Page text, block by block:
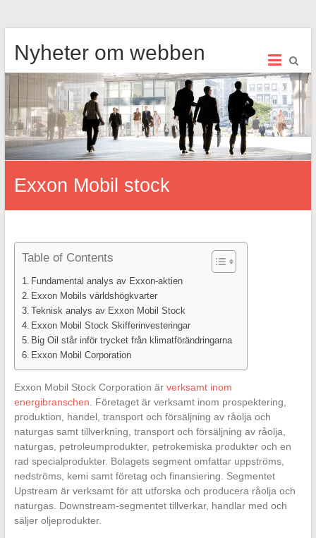
innehåll
Nyheter om webben
Exxon Mobil stock
Table of Contents
Fundamental analys av Exxon-aktien
Exxon Mobils världshögkvarter
Teknisk analys av Exxon Mobil Stock
Exxon Mobil Stock Skifferinvesteringar
Big Oil står inför trycket från klimatförändringarna
Exxon Mobil Corporation
Exxon Mobil Stock Corporation är verksamt inom
energibranschen . Företaget är verksamt inom prospektering,
produktion, handel, transport och försäljning av råolja och
naturgas samt tillverkning, transport och försäljning av råolja,
naturgas, petroleumprodukter, petrokemiska produkter och en
rad specialprodukter. Bolagets segment omfattar uppströms,
nedströms, kemi samt företag och finansiering. Segmentet
Upstream är verksamt för att utforska och producera råolja och
naturgas. Downstream-segmentet tillverkar, handlar med och
säljer oljeprodukter.